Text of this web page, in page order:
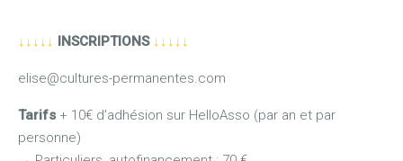
↓↓↓↓↓ INSCRIPTIONS↓↓↓↓↓
elise@cultures-permanentes.com
Tarifs + 10€ d’adhésion sur HelloAsso (par an et par
personne)